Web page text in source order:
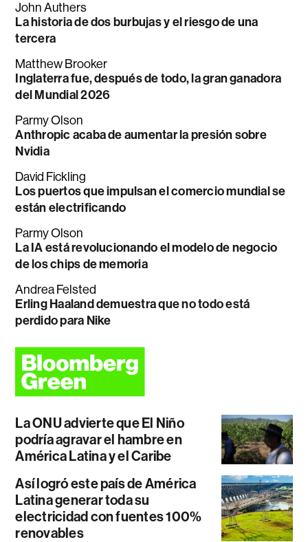
John Authers
La historia de dos burbujas y el riesgo de una
tercera
Matthew Brooker
Inglaterra fue, después de todo, la gran ganadora
del Mundial 2026
Parmy Olson
Anthropic acaba de aumentar la presión sobre
Nvidia
David Fickling
Los puertos que impulsan el comercio mundial se
están electrificando
Parmy Olson
La IA está revolucionando el modelo de negocio
de los chips de memoria
Andrea Felsted
Erling Haaland demuestra que no todo está
perdido para Nike
La ONU advierte que El Niño
podría agravar el hambre en
América Latina y el Caribe
Así logró este país de América
Latina generar toda su
electricidad con fuentes 100%
renovables